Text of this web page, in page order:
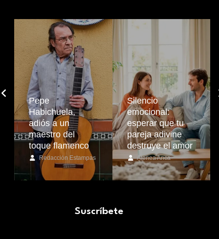
Pepe
Habichuela,
adiós a un
maestro del
toque flamenco
Redacción Estampas
Silencio
emocional:
esperar que tu
pareja adivine
destruye el amor
Atenea Anca
Suscríbete